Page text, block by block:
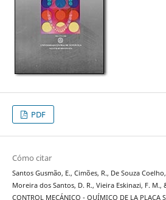
PDF
Cómo citar
Santos Gusmão, E., Cimões, R., De Souza
Moreira dos Santos, D. R., Vieira Eskinazi, F. M.,
CONTROL MECÁNICO - QUÍMICO DE LA PLACA